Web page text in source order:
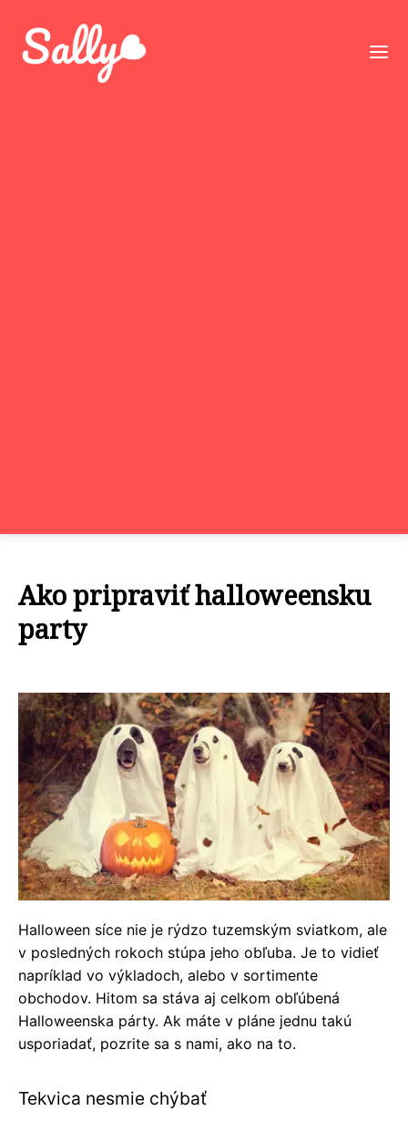
Ako pripraviť halloweensku
party
Halloween síce nie je rýdzo tuzemským sviatkom, ale
v posledných rokoch stúpa jeho obľuba. Je to vidieť
napríklad vo výkladoch, alebo v sortimente
obchodov. Hitom sa stáva aj celkom obľúbená
Halloweenska párty. Ak máte v pláne jednu takú
usporiadať, pozrite sa s nami, ako na to.
Tekvica nesmie chýbať